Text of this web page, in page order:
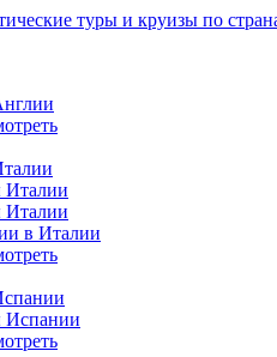
Италии
Италии
в Италии
Испании